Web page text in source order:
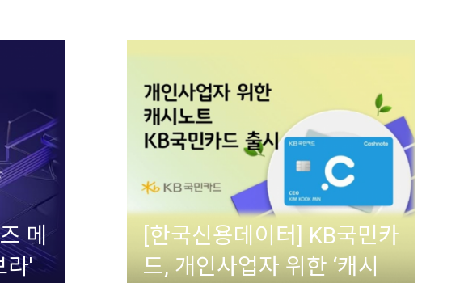
메
라'
[한국신용데이터] KB국민카
드, 개인사업자 위한 ‘캐시